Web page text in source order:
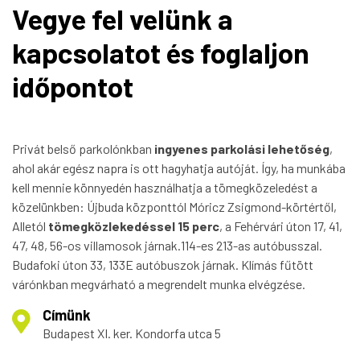
Vegye fel velünk a
kapcsolatot és foglaljon
időpontot
Privát belső parkolónkban ingyenes parkolási lehetőség,
ahol akár egész napra is ott hagyhatja autóját. Így, ha munkába
kell mennie könnyedén használhatja a tömegközeledést a
közelünkben: Újbuda központtól Móricz Zsigmond-körtértől,
Alletól tömegközlekedéssel 15 perc, a Fehérvári úton 17, 41,
47, 48, 56-os villamosok járnak.114-es 213-as autóbusszal.
Budafoki úton 33, 133E autóbuszok járnak. Klímás fűtött
várónkban megvárható a megrendelt munka elvégzése.
Címünk
Budapest XI. ker. Kondorfa utca 5